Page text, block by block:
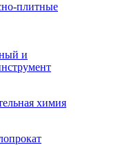
плитные
и
химия